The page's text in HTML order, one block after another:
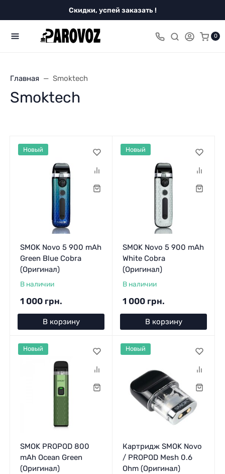
Скидки, успей заказать !
0
Главная Smoktech
Smoktech
SMOK Novo 5 900 mAh
Green Blue Cobra
(Оригинал)
В наличии
1 000 грн.
В корзину
Новый
SMOK Novo 5 900 mAh
White Cobra
(Оригинал)
В наличии
1 000 грн.
В корзину
Новый
SMOK PROPOD 800
mAh Ocean Green
(Оригинал)
Новый
Картридж SMOK Novo
/ PROPOD Mesh 0.6
Ohm (Оригинал)
Новый